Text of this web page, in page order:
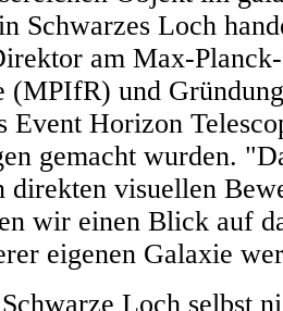
Schwarzes Loch
am Max-
(MPIfR) und
Event Horizon
gemacht wurden.
direkten visuellen
wir einen Blick auf
eigenen Galaxie
Loch selbst